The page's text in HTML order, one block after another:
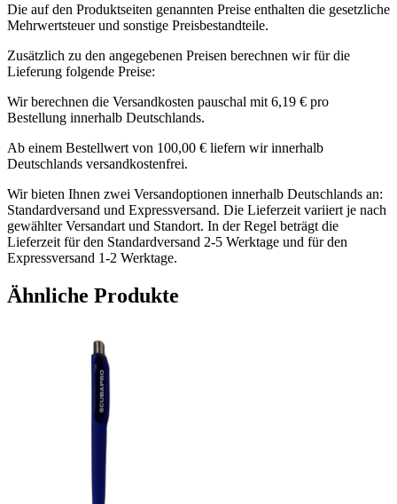
Die auf den Produktseiten genannten Preise enthalten die gesetzliche
Mehrwertsteuer und sonstige Preisbestandteile.
Zusätzlich zu den angegebenen Preisen berechnen wir für die
Lieferung folgende Preise:
Wir berechnen die Versandkosten pauschal mit 6,19 € pro
Bestellung innerhalb Deutschlands.
Ab einem Bestellwert von 100,00 € liefern wir innerhalb
Deutschlands versandkostenfrei.
Wir bieten Ihnen zwei Versandoptionen innerhalb Deutschlands an:
Standardversand und Expressversand. Die Lieferzeit variiert je nach
gewählter Versandart und Standort. In der Regel beträgt die
Lieferzeit für den Standardversand 2-5 Werktage und für den
Expressversand 1-2 Werktage.
Ähnliche Produkte